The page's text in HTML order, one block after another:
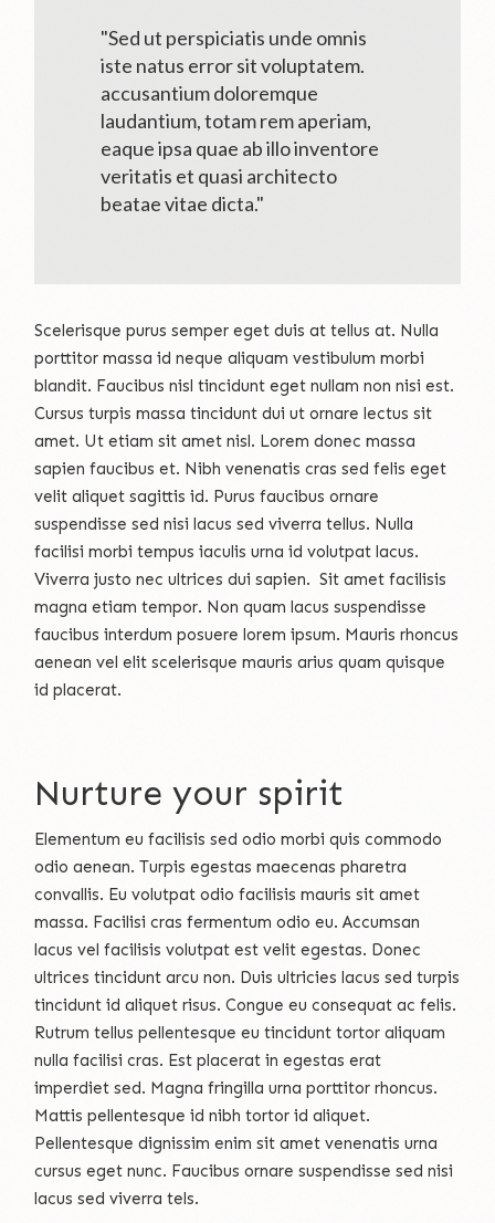
"Sed ut perspiciatis unde omnis
iste natus error sit voluptatem.
accusantium doloremque
laudantium, totam rem aperiam,
eaque ipsa quae ab illo inventore
veritatis et quasi architecto
beatae vitae dicta."
Scelerisque purus semper eget duis at tellus at. Nulla
porttitor massa id neque aliquam vestibulum morbi
blandit. Faucibus nisl tincidunt eget nullam non nisi est.
Cursus turpis massa tincidunt dui ut ornare lectus sit
amet. Ut etiam sit amet nisl. Lorem donec massa
sapien faucibus et. Nibh venenatis cras sed felis eget
velit aliquet sagittis id. Purus faucibus ornare
suspendisse sed nisi lacus sed viverra tellus. Nulla
facilisi morbi tempus iaculis urna id volutpat lacus.
Viverra justo nec ultrices dui sapien. Sit amet facilisis
magna etiam tempor. Non quam lacus suspendisse
faucibus interdum posuere lorem ipsum. Mauris rhoncus
aenean vel elit scelerisque mauris arius quam quisque
id placerat.
Nurture your spirit
Elementum eu facilisis sed odio morbi quis commodo
odio aenean. Turpis egestas maecenas pharetra
convallis. Eu volutpat odio facilisis mauris sit amet
massa. Facilisi cras fermentum odio eu. Accumsan
lacus vel facilisis volutpat est velit egestas. Donec
ultrices tincidunt arcu non. Duis ultricies lacus sed turpis
tincidunt id aliquet risus. Congue eu consequat ac felis.
Rutrum tellus pellentesque eu tincidunt tortor aliquam
nulla facilisi cras. Est placerat in egestas erat
imperdiet sed. Magna fringilla urna porttitor rhoncus.
Mattis pellentesque id nibh tortor id aliquet.
Pellentesque dignissim enim sit amet venenatis urna
cursus eget nunc. Faucibus ornare suspendisse sed nisi
lacus sed viverra tels.